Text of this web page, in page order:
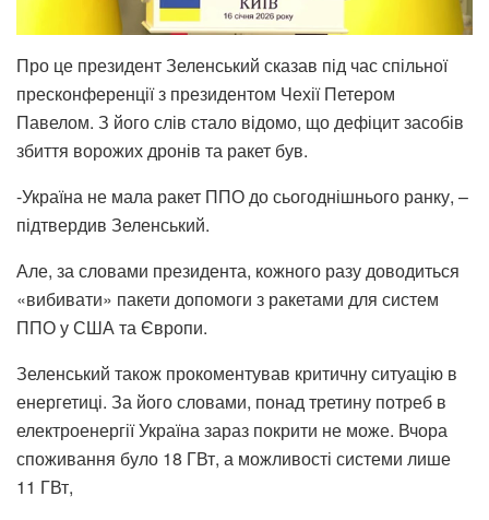
Про це президент Зеленський сказав під час спільної
пресконференції з президентом Чехії Петером
Павелом. З його слів стало відомо, що дефіцит засобів
збиття ворожих дронів та ракет був.
-Україна не мала ракет ППО до сьогоднішнього ранку, –
підтвердив Зеленський.
Але, за словами президента, кожного разу доводиться
«вибивати» пакети допомоги з ракетами для систем
ППО у США та Європи.
Зеленський також прокоментував критичну ситуацію в
енергетиці. За його словами, понад третину потреб в
електроенергії Україна зараз покрити не може. Вчора
споживання було 18 ГВт, а можливості системи лише
11 ГВт,